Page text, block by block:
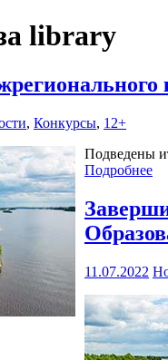
library
, Конкурсы, 12+
Подведены
Подробнее
11.07.2022